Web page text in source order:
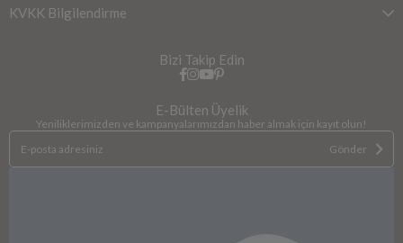
KVKK Bilgilendirme
Bizi Takip Edin
E-Bülten Üyelik
Yeniliklerimizden ve kampanyalarımızdan haber almak için kayıt olun!
Gönder